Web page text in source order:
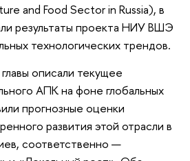
and Food Sector in Russia), в
результаты проекта НИУ ВШЭ
технологических трендов.
описали текущее
АПК на фоне глобальных
прогнозные оценки
развития этой отрасли в
соответственно —